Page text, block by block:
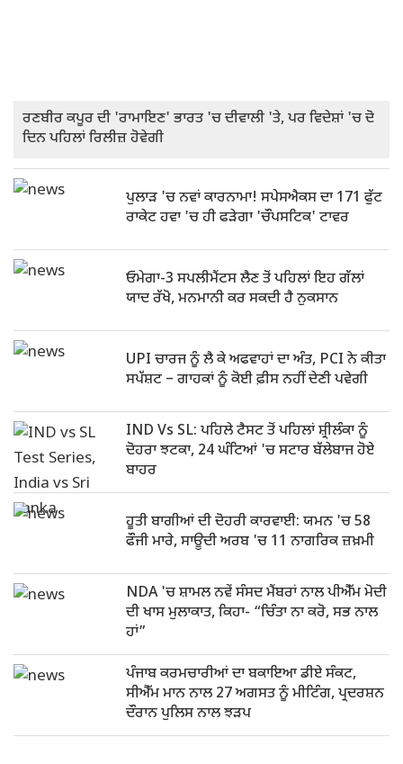
ਰਣਬੀਰ ਕਪੂਰ ਦੀ 'ਰਾਮਾਇਣ' ਭਾਰਤ 'ਚ ਦੀਵਾਲੀ 'ਤੇ, ਪਰ ਵਿਦੇਸ਼ਾਂ 'ਚ ਦੋ
ਦਿਨ ਪਹਿਲਾਂ ਰਿਲੀਜ਼ ਹੋਵੇਗੀ
ਪੁਲਾੜ 'ਚ ਨਵਾਂ ਕਾਰਨਾਮਾ! ਸਪੇਸਐਕਸ ਦਾ 171 ਫੁੱਟ
ਰਾਕੇਟ ਹਵਾ 'ਚ ਹੀ ਫੜੇਗਾ 'ਚੌਪਸਟਿਕ' ਟਾਵਰ
ਓਮੇਗਾ-3 ਸਪਲੀਮੈਂਟਸ ਲੈਣ ਤੋਂ ਪਹਿਲਾਂ ਇਹ ਗੱਲਾਂ
ਯਾਦ ਰੱਖੋ, ਮਨਮਾਨੀ ਕਰ ਸਕਦੀ ਹੈ ਨੁਕਸਾਨ
UPI ਚਾਰਜ ਨੂੰ ਲੈ ਕੇ ਅਫਵਾਹਾਂ ਦਾ ਅੰਤ, PCI ਨੇ ਕੀਤਾ
ਸਪੱਸ਼ਟ – ਗਾਹਕਾਂ ਨੂੰ ਕੋਈ ਫ਼ੀਸ ਨਹੀਂ ਦੇਣੀ ਪਵੇਗੀ
IND Vs SL: ਪਹਿਲੇ ਟੈਸਟ ਤੋਂ ਪਹਿਲਾਂ ਸ਼੍ਰੀਲੰਕਾ ਨੂੰ
ਦੋਹਰਾ ਝਟਕਾ, 24 ਘੰਟਿਆਂ 'ਚ ਸਟਾਰ ਬੱਲੇਬਾਜ ਹੋਏ
ਬਾਹਰ
ਹੂਤੀ ਬਾਗੀਆਂ ਦੀ ਦੋਹਰੀ ਕਾਰਵਾਈ: ਯਮਨ 'ਚ 58
ਫੌਜੀ ਮਾਰੇ, ਸਾਊਦੀ ਅਰਬ 'ਚ 11 ਨਾਗਰਿਕ ਜ਼ਖ਼ਮੀ
NDA 'ਚ ਸ਼ਾਮਲ ਨਵੇਂ ਸੰਸਦ ਮੈਂਬਰਾਂ ਨਾਲ ਪੀਐੱਮ ਮੋਦੀ
ਦੀ ਖਾਸ ਮੁਲਾਕਾਤ, ਕਿਹਾ- “ਚਿੰਤਾ ਨਾ ਕਰੋ, ਸਭ ਨਾਲ
ਹਾਂ”
ਪੰਜਾਬ ਕਰਮਚਾਰੀਆਂ ਦਾ ਬਕਾਇਆ ਡੀਏ ਸੰਕਟ,
ਸੀਐੱਮ ਮਾਨ ਨਾਲ 27 ਅਗਸਤ ਨੂੰ ਮੀਟਿੰਗ, ਪ੍ਰਦਰਸ਼ਨ
ਦੌਰਾਨ ਪੁਲਿਸ ਨਾਲ ਝੜਪ